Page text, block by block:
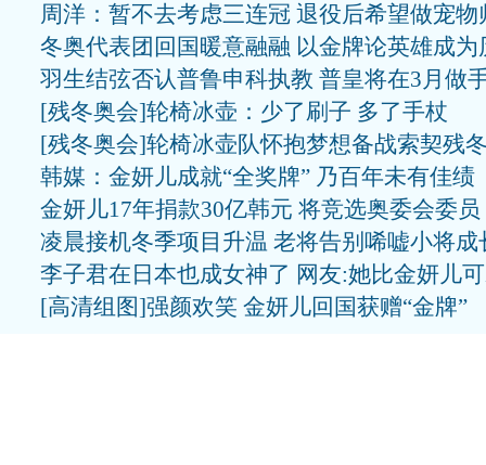
周洋：暂不去考虑三连冠 退役后希望做宠物
冬奥代表团回国暖意融融 以金牌论英雄成为
羽生结弦否认普鲁申科执教 普皇将在3月做
[残冬奥会]轮椅冰壶：少了刷子 多了手杖
[残冬奥会]轮椅冰壶队怀抱梦想备战索契残
韩媒：金妍儿成就“全奖牌” 乃百年未有佳绩
金妍儿17年捐款30亿韩元 将竞选奥委会委员
凌晨接机冬季项目升温 老将告别唏嘘小将成
李子君在日本也成女神了 网友:她比金妍儿
[高清组图]强颜欢笑 金妍儿回国获赠“金牌”